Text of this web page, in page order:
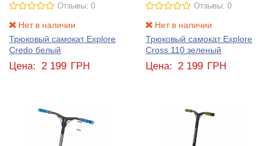
Отзывы: 0
Нет в наличии
Трюковый самокат Explore
Credo белый
Цена: 2 199 ГРН
Отзывы: 0
Нет в наличии
Трюковый самокат Explore
Cross 110 зеленый
Цена: 2 199 ГРН